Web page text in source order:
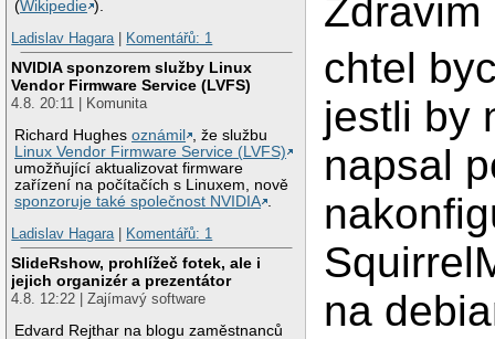
(Wikipedie ).
Ladislav Hagara| Komentářů: 1
NVIDIA sponzorem služby Linux
Vendor Firmware Service (LVFS)
4.8. 20:11 | Komunita
Richard Hughesoznámil
, že službu
Linux Vendor Firmware Service (LVFS)
umožňující aktualizovat firmware
zařízení na počítačích s Linuxem, nově
sponzoruje také společnost NVIDIA
Ladislav Hagara| Komentářů: 1
SlideRshow, prohlížeč fotek, ale i
jejich organizér a prezentátor
4.8. 12:22 | Zajímavý software
Edvard Rejthar na blogu zaměstnanců
Zdravim
chtel
jestli by
napsal
na